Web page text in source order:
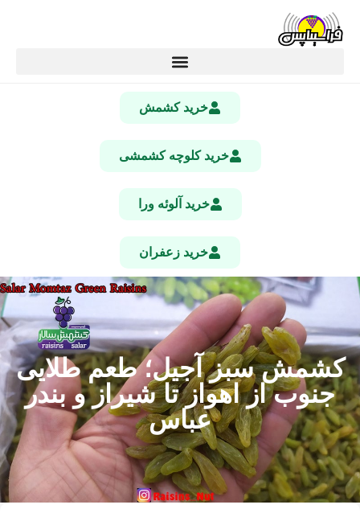
خرید کشمش
خرید کلوچه کشمشی
خرید آلوئه ورا
خرید زعفران
کشمش سبز آجیل؛ طعم طلایی
جنوب از اهواز تا شیراز و بندر
عباس